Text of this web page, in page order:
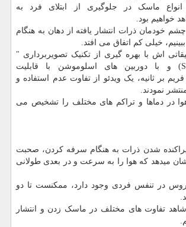
انواع ماسک در جلوگیری از ابتلای فرد به
خواهیم بود.
چشم خودمان ذرات انتشار یافته از دهان به هنگام
خیلی کم اتفاق می افتد.
اش با بهره گیری از تکنیک تصویربرداری "
شیلرن"( Schlieren) و با دوربین های اسلوموشن با قابلیت
تصویربرداری ۲۵۰ فریم بر ثانیه، یک ویدئو از تفاوت عدم استفاده و
نمودند.
در دماها و تراکم های مختلف را تشخیص می
پراکنده شدن ذرات به هنگام سرفه کردن، صحبت
میدهد که هوا را به سرعت و در بعدی طولانی
در تنفس فردی وجود دارد، ممکنست تا دو
شاهد تفاوت های مختلف در ماسک زدن و انتشار